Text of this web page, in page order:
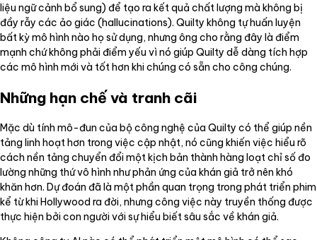
liệu ngữ cảnh bổ sung) để tạo ra kết quả chất lượng mà không bị
đầy rẫy các ảo giác (hallucinations). Quilty không tự huấn luyện
bất kỳ mô hình nào họ sử dụng, nhưng ông cho rằng đây là điểm
mạnh chứ không phải điểm yếu vì nó giúp Quilty dễ dàng tích hợp
các mô hình mới và tốt hơn khi chúng có sẵn cho công chúng.
Những hạn chế và tranh cãi
Mặc dù tính mô-đun của bộ công nghệ của Quilty có thể giúp nền
tảng linh hoạt hơn trong việc cập nhật, nó cũng khiến việc hiểu rõ
cách nền tảng chuyển đổi một kịch bản thành hàng loạt chỉ số đo
lường những thứ vô hình như phản ứng của khán giả trở nên khó
khăn hơn. Dự đoán đã là một phần quan trọng trong phát triển phim
kể từ khi Hollywood ra đời, nhưng công việc này truyền thống được
thực hiện bởi con người với sự hiểu biết sâu sắc về khán giả.